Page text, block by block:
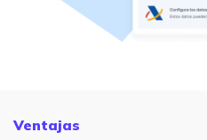
Ventajas